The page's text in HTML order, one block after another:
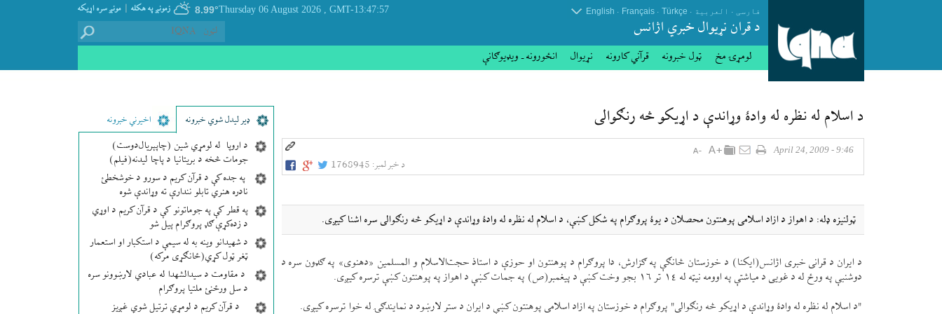
مونږ سره اړيکه | زمونږ په هکله 8.99° GMT-13:47:57
, Thursday 06 August 2026 فارسی . العربیة .
Türkçe
.
Français
.
English
د قران نړيوال خبري اژانس
لومړۍ مخ ټول خبرونه قرآني کارونه نړيوال انځورونه ـ ویډیوګانې
ډير لیدل شوي خبرونه اخیرني خبرونه
د اروپا له لومړي شین (چاپېریال‌دوست)
جومات څخه د بریتانیا د پاچا لیدنه(فیلم)
په جده کې د قرآن کریم د سورو د خوشخطئ
نادره هنري تابلو نندارې ته وړاندې شوه
په قطر کې په جوماتونو کې د قرآن کریم د اوړي
د زده‌کړې ګډ پروګرام پیل شو
د شهیدانو وینه به له سیمې د استکبار او استعمار
ټغر ټول کړي(ځانګړی مرکه)
د مقاومت د سیدالشهدا له عبادي لارښوونو سره
د سل ورځنئ ملتیا پروګرام
د قرآن کریم د لومړي ترتیل شوي غږیز
د اسلام له نظره له وادۀ وړاندې د اړيكو څه رنګوالی
9:46 - April 24, 2009
د خبر لمبر: 1768945
ټولنيزه ډله: د اهواز د ازاد اسلامی پوهنتون محصلان د يوۀ پروګرام په شكل كښې، د اسلام له نظره له وادۀ وړاندې د اړيكو څه رنګوالی سره اشنا كیږی.
د ايران د قرانی خبری اژانس(ايكنا) د خوزستان څانګې په ګزارش، دا پروګرام د پوهنتون او حوزې د استاذ حجت‌الاسلام و المسلمين «دهنوی» په ګډون سره د
دوشنبې په ورځ له د غويی د مياشتې په اوومه نیټه له ١٤ تر ١٦ بجو وخت كښې د پيغمبر(ص) په جمات كښې د اهواز په پوهنتون كښې ترسره كیږی.
"د اسلام له نظره له وادۀ وړاندې د اړيكو څه رنګوالی" پروګرام د خوزستان په ازاد اسلامی پوهنتون كښې د ايران د ستر لارښود د نمايندګۍ له خوا ترسره كیږی.